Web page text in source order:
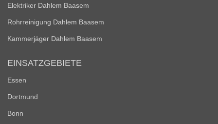
Elektriker Dahlem Baasem
Rohrreinigung Dahlem Baasem
Kammerjäger Dahlem Baasem
EINSATZGEBIETE
Essen
Dortmund
Bonn